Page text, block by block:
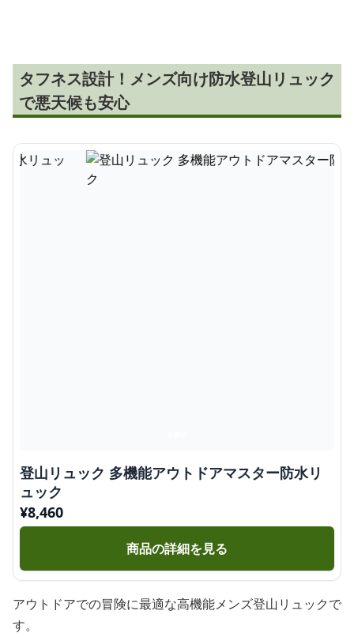
タフネス設計！メンズ向け防水登山リュック
で悪天候も安心
登山リュック 多機能アウトドアマスター防水リ
ュック
¥8,460
商品の詳細を見る
アウトドアでの冒険に最適な高機能メンズ登山リュックで
す。